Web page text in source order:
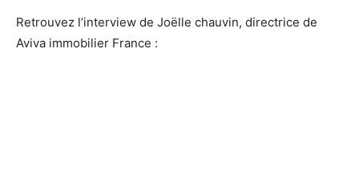
Retrouvez l’interview de Joëlle chauvin, directrice de
Aviva immobilier France :